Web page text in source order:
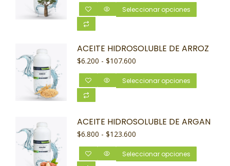
Seleccionar opciones
ACEITE HIDROSOLUBLE DE ARROZ
$6.200 - $107.600
Seleccionar opciones
ACEITE HIDROSOLUBLE DE ARGAN
$6.800 - $123.600
Seleccionar opciones